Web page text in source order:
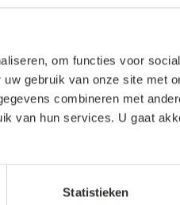
om functies voor
gebruik van onze site met
combineren met
van hun services. U gaat
Statistieken
nettobedrag van € 312.000
de werknemer het
op. De inspecteur
maar het hof denkt hier
uitkeringen zou